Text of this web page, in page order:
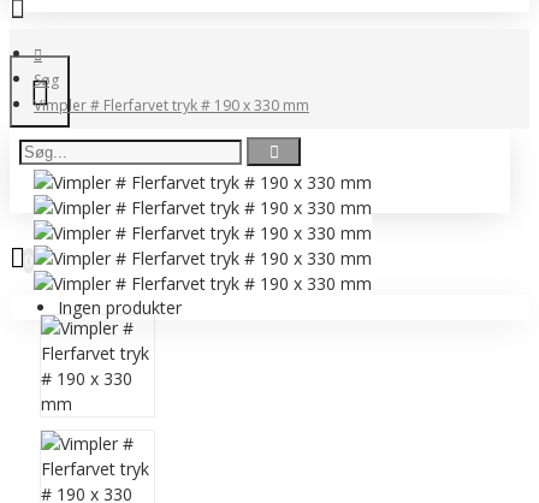
0 vare(r) - 0,00 DKK
Ingen produkter
Søg
Vimpler # Flerfarvet tryk # 190 x 330 mm